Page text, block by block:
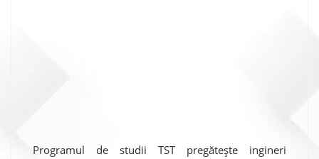
Programul de studii TST pregătește ingineri